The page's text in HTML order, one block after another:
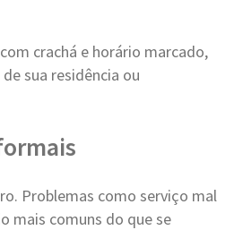
crachá e horário marcado,
sua residência ou
Problemas como serviço mal
mais comuns do que se